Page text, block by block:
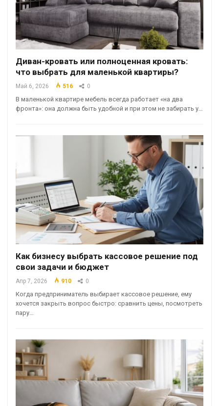
Диван-кровать или полноценная кровать:
что выбрать для маленькой квартиры?
Май 6, 2026 516 0
В маленькой квартире мебель всегда работает «на два
фронта»: она должна быть удобной и при этом не забирать у…
Как бизнесу выбрать кассовое решение под
свои задачи и бюджет
Апр 7, 2026 910 0
Когда предприниматель выбирает кассовое решение, ему
хочется закрыть вопрос быстро: сравнить цены, посмотреть
пару…